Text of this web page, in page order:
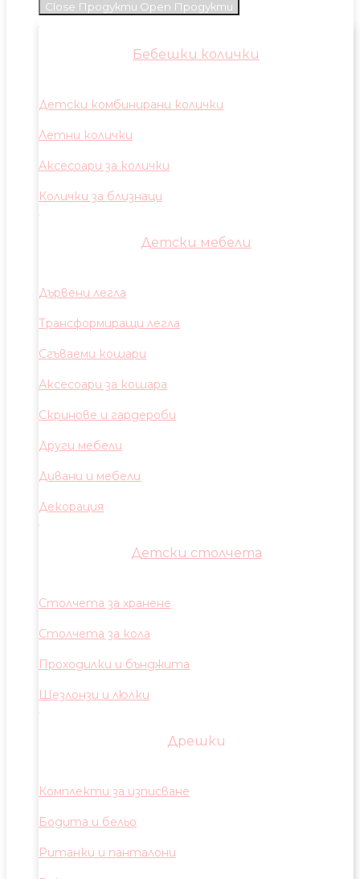
Close Продукти Open Продукти
Бебешки колички
Детски комбинирани колички
Летни колички
Аксесоари за колички
Колички за близнаци
Детски мебели
Дървени легла
Трансформиращи легла
Сгъваеми кошари
Аксесоари за кошара
Скринове и гардероби
Други мебели
Дивани и мебели
Декорация
Детски столчета
Столчета за хранене
Столчета за кола
Проходилки и бънджита
Шезлонзи и люлки
Дрешки
Комплекти за изписване
Бодита и бельо
Ританки и панталони